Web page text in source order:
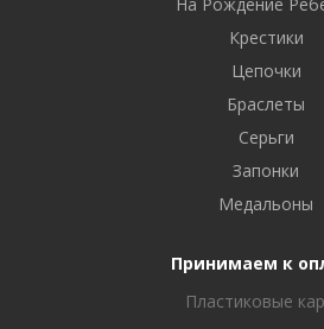
Крестики
Цепочки
Браслеты
Серьги
Запонки
Медальоны
Принимаем к
Пластиковые